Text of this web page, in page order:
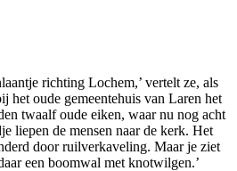
richting Lochem,’ vertelt ze, als
het oude gemeentehuis van Laren het
twaalf oude eiken, waar nu nog acht
liepen de mensen naar de kerk. Het
door ruilverkaveling. Maar je ziet
een boomwal met knotwilgen.’